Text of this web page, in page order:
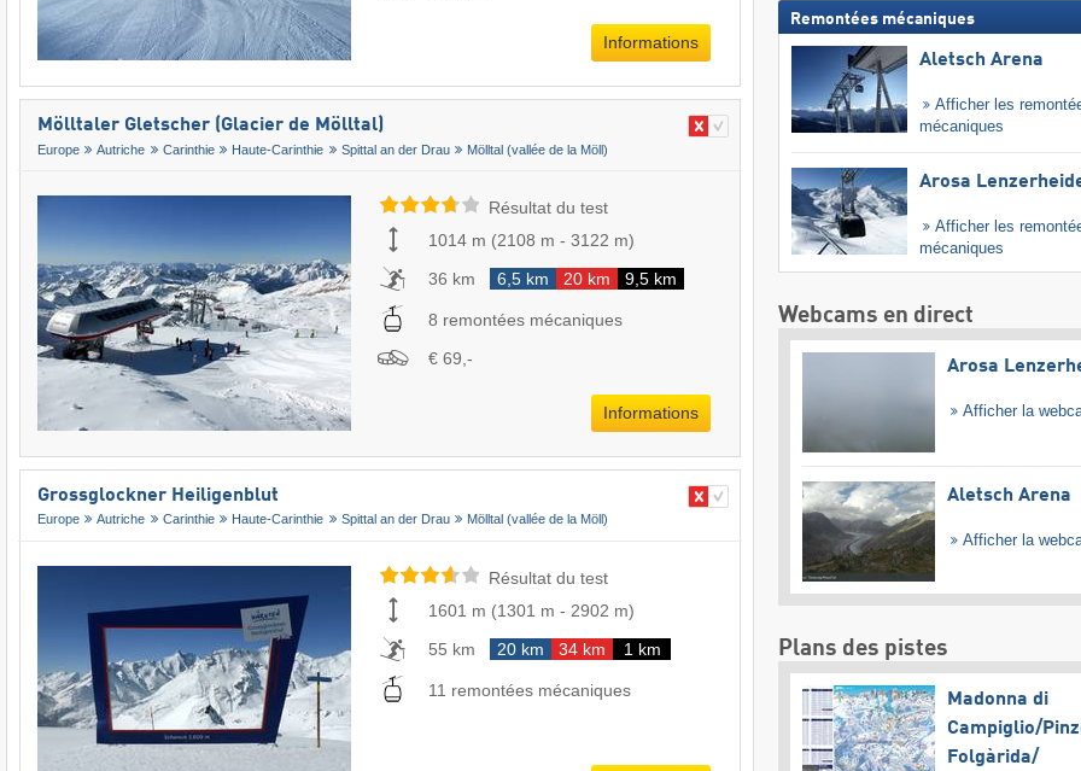
Informations
Mölltaler Gletscher (Glacier de Mölltal)
Europe Autriche Carinthie Haute-Carinthie Spittal an der Drau Mölltal (vallée de la Möll)
Résultat du test
1014 m (2108 m - 3122 m)
36 km
6,5 km 20 km 9,5 km
8 remontées mécaniques
€ 69,-
Informations
Grossglockner Heiligenblut
Europe Autriche Carinthie Haute-Carinthie Spittal an der Drau Mölltal (vallée de la Möll)
Résultat du test
1601 m (1301 m - 2902 m)
55 km
20 km 34 km 1 km
11 remontées mécaniques
Remontées mécaniques
Aletsch Arena
Afficher les
mécaniques
Arosa
Afficher les
mécaniques
Webcams en direct
Arosa
Afficher la
Aletsch Arena
Afficher la
Plans des pistes
Madonna di
Campiglio/​
Folgàrida/​